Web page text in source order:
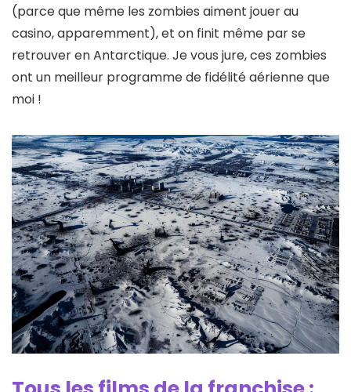
(parce que même les zombies aiment jouer au
casino, apparemment), et on finit même par se
retrouver en Antarctique. Je vous jure, ces zombies
ont un meilleur programme de fidélité aérienne que
moi !